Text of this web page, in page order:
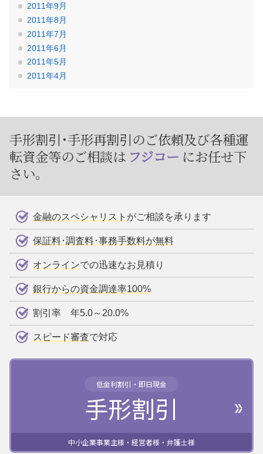
2011年9月
2011年8月
2011年7月
2011年6月
2011年5月
2011年4月
手形割引･手形再割引のご依頼及び各種運
転資金等のご相談は フジコー にお任せ下
さい。
金融のスペシャリスト がご相談を承ります
保証料･調査料･事務手数料が無料
オンラインでの迅速なお見積り
銀行からの資金調達率100%
割引率 年5.0～20.0%
スピード審査で対応
低金利割引・即日現金
手形割引
中小企業事業主様・経営者様・弁護士様